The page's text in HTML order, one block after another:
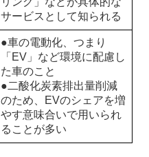
サービスとして知られる
●車の電動化、つまり
「EV」など環境に配慮し
た車のこと
●二酸化炭素排出量削減
のため、EVのシェアを増
やす意味合いで用いられ
ることが多い